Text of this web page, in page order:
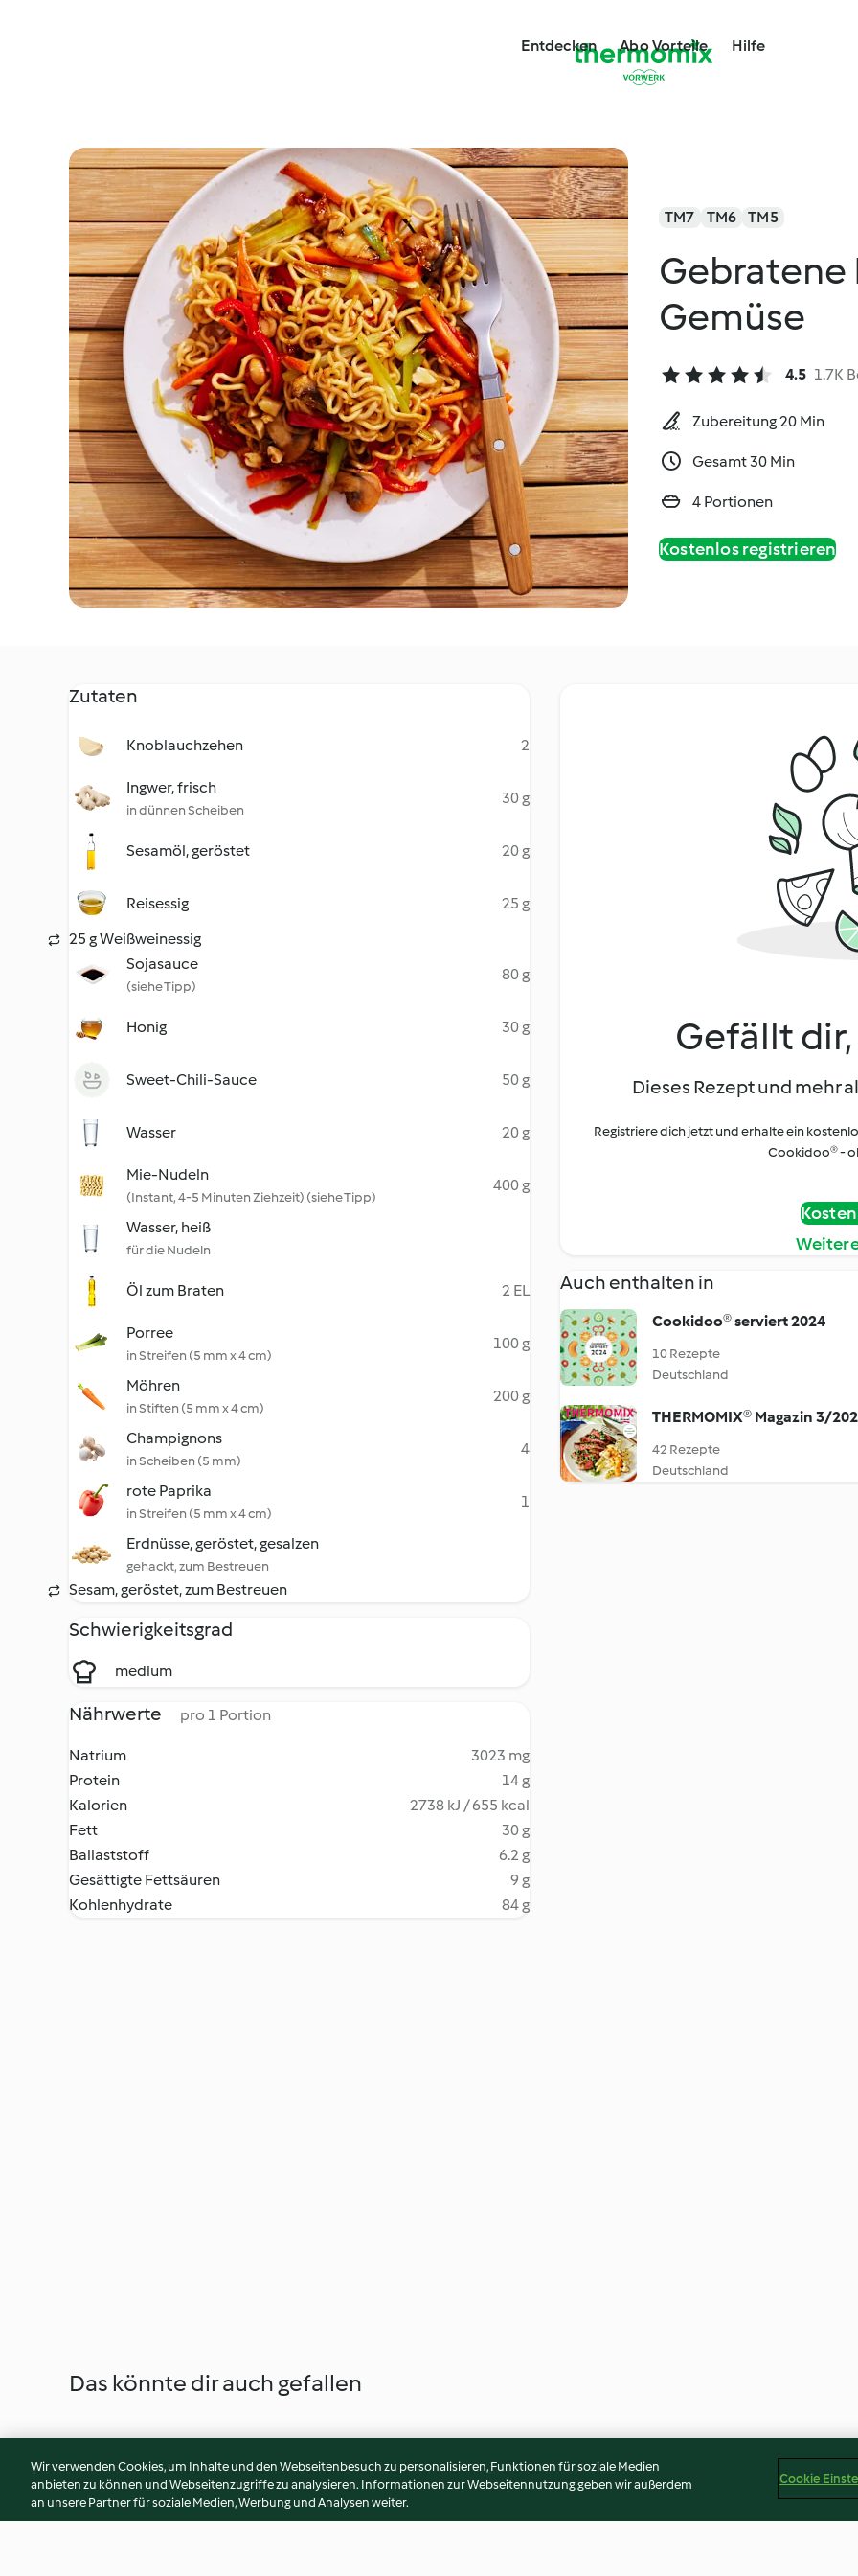
Entdecken Abo Vorteile Hilfe
TM7 TM6 TM5
Gemüse
4.5 1.7K
Zubereitung 20 Min
Gesamt 30 Min
4 Portionen
Kostenlos registrieren
Zutaten
Knoblauchzehen 2
Ingwer, frisch
in dünnen Scheiben
30 g
Sesamöl, geröstet 20 g
Reisessig
25 g
25 g Weißweinessig
Sojasauce
(siehe Tipp)
80 g
Honig 30 g
Sweet-Chili-Sauce 50 g
Wasser 20 g
Mie-Nudeln
(Instant, 4-5 Minuten Ziehzeit) (siehe Tipp)
400 g
Wasser, heiß
für die Nudeln
Öl zum Braten 2 EL
Porree
in Streifen (5 mm x 4 cm)
100 g
Möhren
in Stiften (5 mm x 4 cm)
200 g
Champignons
in Scheiben (5 mm)
4
rote Paprika
in Streifen (5 mm x 4 cm)
1
Erdnüsse, geröstet, gesalzen
gehackt, zum Bestreuen
Sesam, geröstet, zum Bestreuen
Schwierigkeitsgrad
medium
Nährwerte pro 1 Portion
Natrium
3023 mg
Protein
14 g
Kalorien
2738 kJ / 655 kcal
Fett
30 g
Ballaststoff
6.2 g
Gesättigte Fettsäuren
9 g
Kohlenhydrate
84 g
Gefällt
Dieses Rezept und mehr
Registriere dich jetzt und erhalte ein
Cookidoo® -
Auch enthalten in
Cookidoo® serviert 2024
10 Rezepte
Deutschland
THERMOMIX® Magazin 3/
42 Rezepte
Deutschland
Das könnte dir auch gefallen
Wir verwenden Cookies, um Inhalte und den Webseitenbesuch zu personalisieren, Funktionen für soziale Medien
anbieten zu können und Webseitenzugriffe zu analysieren. Informationen zur Webseitennutzung geben wir außerdem
an unsere Partner für soziale Medien, Werbung und Analysen weiter.
Cookie